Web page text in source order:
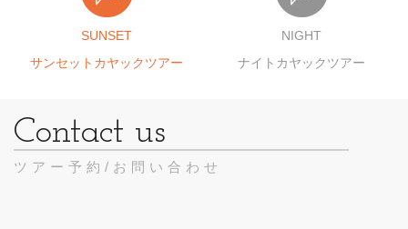
SUNSET
サンセットカヤックツアー
NIGHT
ナイトカヤックツアー
ツアー予約/お問い合わせ